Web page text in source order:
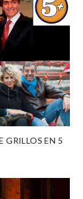
GRILLOS EN 5